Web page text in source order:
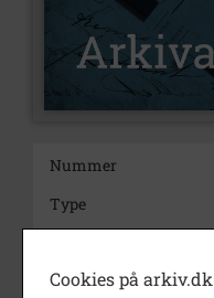
Nummer
Type
Beskrivelse
Cookies på arkiv.dk